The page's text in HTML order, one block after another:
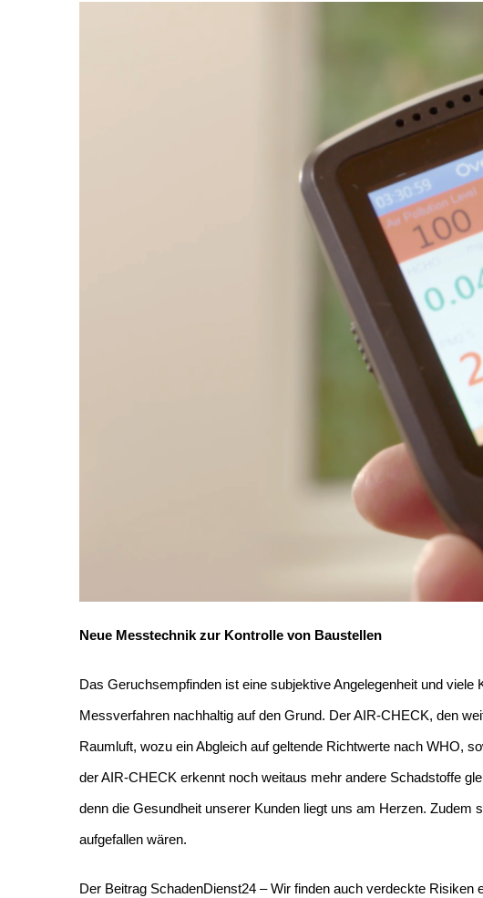
Neue Messtechnik zur Kontrolle von Baustellen
Das Geruchsempfinden ist eine subjektive Angelegenheit und
Messverfahren nachhaltig auf den Grund. Der AIR-CHECK, den
Raumluft, wozu ein Abgleich auf geltende Richtwerte nach WHO,
der AIR-CHECK erkennt noch weitaus mehr andere Schadstoffe
denn die Gesundheit unserer Kunden liegt uns am Herzen.
aufgefallen wären.
Der Beitrag SchadenDienst24 – Wir finden auch verdeckte Risiken